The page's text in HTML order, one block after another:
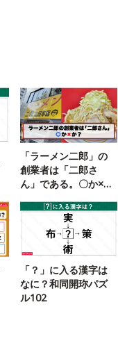
「ラーメン二郎」の
創業者は「二郎さ
ん」である。〇か×
「？」に入る漢字は
なに？和同開珎パズ
ル102